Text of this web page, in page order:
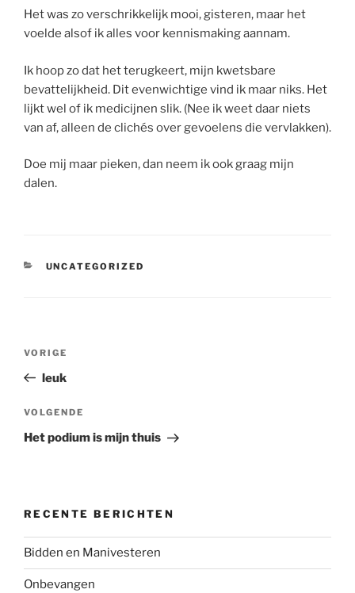
Het was zo verschrikkelijk mooi, gisteren, maar het
voelde alsof ik alles voor kennismaking aannam.
Ik hoop zo dat het terugkeert, mijn kwetsbare
bevattelijkheid. Dit evenwichtige vind ik maar niks. Het
lijkt wel of ik medicijnen slik. (Nee ik weet daar niets
van af, alleen de clichés over gevoelens die vervlakken).
Doe mij maar pieken, dan neem ik ook graag mijn
dalen.
CATEGORIEËN
UNCATEGORIZED
Vorig
bericht
VORIGE
leuk
Volgend
bericht
VOLGENDE
Het podium is mijn thuis
RECENTE BERICHTEN
Bidden en Manivesteren
Onbevangen